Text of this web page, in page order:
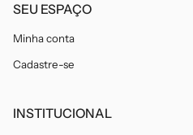
SEU ESPAÇO
Minha conta
Cadastre-se
INSTITUCIONAL